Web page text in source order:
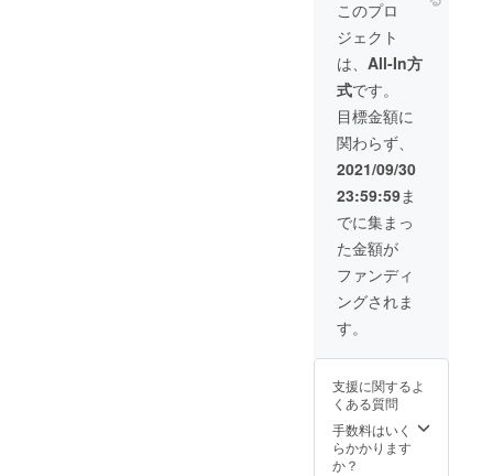
込み）
のとこ
ろ セッ
ト割引
で
12,650
円（税
込み）※
日本国
内への
送料は
当社負
担
このプロ
ジェクト
は、 All-In方
式です。
目標金額に
関わらず、
2021/09/30
23:59:59ま
でに集まっ
た金額が
ファンディ
ングされま
す。
支援に関するよ
くある質問
手数料はいく
らかかります
か？